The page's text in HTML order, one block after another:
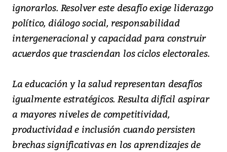
ignorarlos. Resolver este desafío exige liderazgo
político, diálogo social, responsabilidad
intergeneracional y capacidad para construir
acuerdos que trasciendan los ciclos electorales.
La educación y la salud representan desafíos
igualmente estratégicos. Resulta difícil aspirar
a mayores niveles de competitividad,
productividad e inclusión cuando persisten
brechas significativas en los aprendizajes de